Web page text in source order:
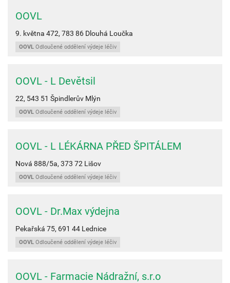
OOVL
9. května 472, 783 86 Dlouhá Loučka
OOVL Odloučené oddělení výdeje léčiv
OOVL - L Devětsil
22, 543 51 Špindlerův Mlýn
OOVL Odloučené oddělení výdeje léčiv
OOVL - L LÉKÁRNA PŘED ŠPITÁLEM
Nová 888/5a, 373 72 Lišov
OOVL Odloučené oddělení výdeje léčiv
OOVL - Dr.Max výdejna
Pekařská 75, 691 44 Lednice
OOVL Odloučené oddělení výdeje léčiv
OOVL - Farmacie Nádražní, s.r.o